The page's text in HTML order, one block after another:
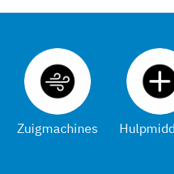
Zuigmachines